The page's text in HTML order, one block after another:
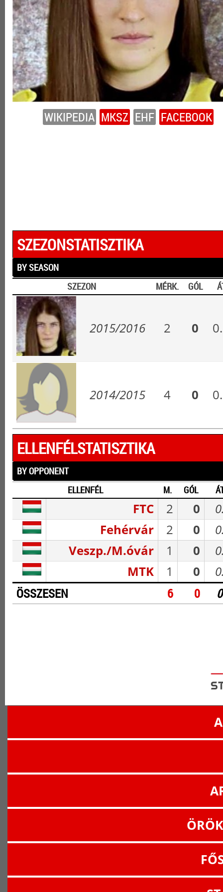
WIKIPEDIA MKSZ EHF FACEBOOK
SZEZONSTATISZTIKA
BY SEASON
SZEZON
MÉRK. GÓL
2015/2016 2 0
2014/2015 4 0
ELLENFÉLSTATISZTIKA
BY OPPONENT
ELLENFÉL
M. GÓL
FTC 2 0
Fehérvár
2 0
Veszp./M.óvár
1 0
MTK
1 0
ÖSSZESEN 6 0